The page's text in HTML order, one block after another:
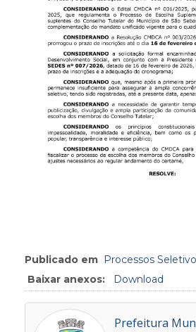
Publicado em Processos
Baixar anexos:
Download
Prefeitura